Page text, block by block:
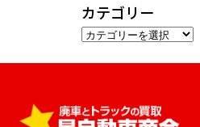
カ
イ
ブ
カテゴリー
カ
ー